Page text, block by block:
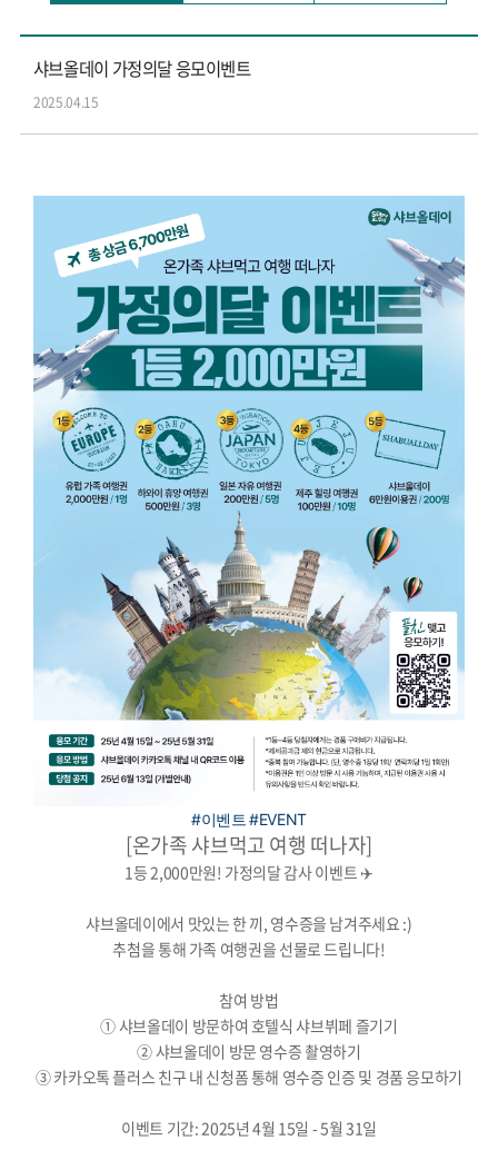
샤브올데이 가정의달 응모이벤트
2025.04.15
#이벤트 #EVENT
[온가족 샤브먹고 여행 떠나자]
1등 2,000만원! 가정의달 감사 이벤트 ✈️
샤브올데이에서 맛있는 한 끼, 영수증을 남겨주세요 :)
추첨을 통해 가족 여행권을 선물로 드립니다!
참여 방법
① 샤브올데이 방문하여 호텔식 샤브뷔페 즐기기
② 샤브올데이 방문 영수증 촬영하기
③ 카카오톡 플러스 친구 내 신청폼 통해 영수증 인증 및 경품 응모하기
이벤트 기간: 2025년 4월 15일 - 5월 31일